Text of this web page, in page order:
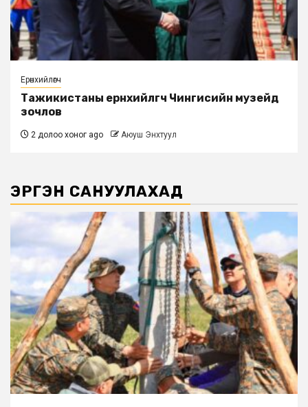
Ерөнхийлөгч
Тажикистаны ерөнхийлөгч Чингисийн музейд
зочлов
2 долоо хоног ago Аюуш Энхтуул
ЭРГЭН САНУУЛАХАД